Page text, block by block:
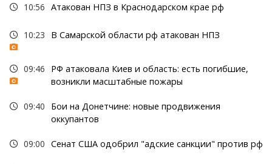
10:56 Атакован НПЗ в Краснодарском крае рф
10:23 В Самарской области рф атакован НПЗ
09:46
РФ атаковала Киев и область: есть погибшие,
возникли масштабные пожары
09:40
Бои на Донетчине: новые продвижения
оккупантов
09:00 Сенат США одобрил "адские санкции" против рф